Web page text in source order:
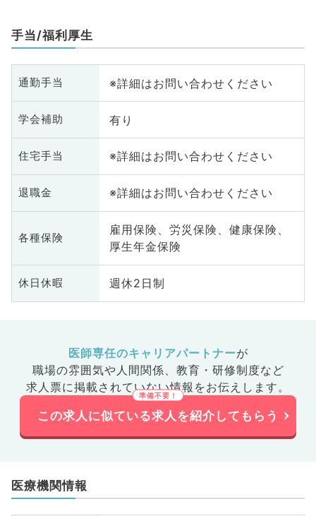
手当/福利厚生
通勤手当 ※詳細はお問い合わせください
学会補助 有り
住宅手当 ※詳細はお問い合わせください
退職金 ※詳細はお問い合わせください
各種保険
雇用保険、労災保険、健康保険、
厚生年金保険
休日休暇 週休2日制
医師専任のキャリアパートナーが
職場の雰囲気や人間関係、 教育・研修制度など
求人票に掲載されていない情報をお伝えします。
この求人に似ている求人を紹介してもらう
医療機関情報